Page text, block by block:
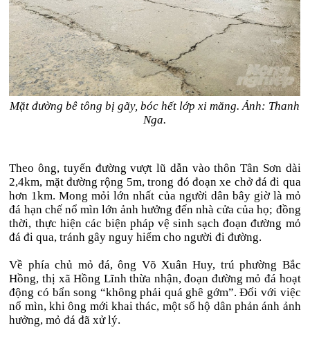
Mặt đường bê tông bị gãy, bóc hết lớp xi măng. Ảnh: Thanh
Nga.
Theo ông, tuyến đường vượt lũ dẫn vào thôn Tân Sơn dài
2,4km, mặt đường rộng 5m, trong đó đoạn xe chở đá đi qua
hơn 1km. Mong mỏi lớn nhất của người dân bây giờ là mỏ
đá hạn chế nổ mìn lớn ảnh hưởng đến nhà cửa của họ; đồng
thời, thực hiện các biện pháp vệ sinh sạch đoạn đường mỏ
đá đi qua, tránh gây nguy hiểm cho người đi đường.
Về phía chủ mỏ đá, ông Võ Xuân Huy, trú phường Bắc
Hồng, thị xã Hồng Lĩnh thừa nhận, đoạn đường mỏ đá hoạt
động có bẩn song “không phải quá ghê gớm”. Đối với việc
nổ mìn, khi ông mới khai thác, một số hộ dân phản ánh ảnh
hưởng, mỏ đá đã xử lý.